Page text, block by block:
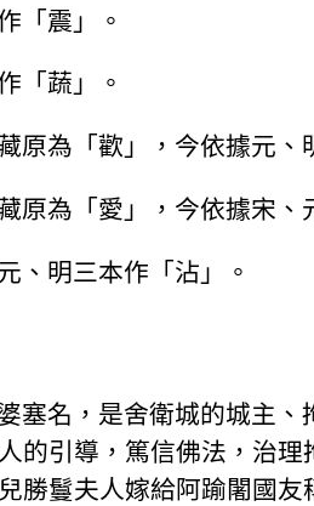
「震」。
「蔬」。
原為「歡」，今依據元、
原為「愛」，今依據宋、
、明三本作「沾」。
塞名，是舍衛城的城主
的引導，篤信佛法，治
勝鬘夫人嫁給阿踰闍國友